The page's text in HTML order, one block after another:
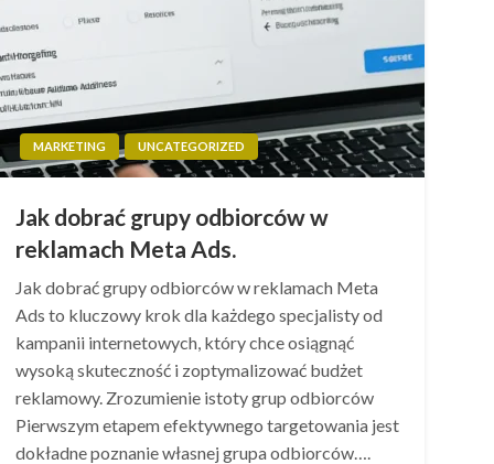
MARKETING UNCATEGORIZED
Jak dobrać grupy odbiorców w
reklamach Meta Ads.
Jak dobrać grupy odbiorców w reklamach Meta
Ads to kluczowy krok dla każdego specjalisty od
kampanii internetowych, który chce osiągnąć
wysoką skuteczność i zoptymalizować budżet
reklamowy. Zrozumienie istoty grup odbiorców
Pierwszym etapem efektywnego targetowania jest
dokładne poznanie własnej grupa odbiorców….